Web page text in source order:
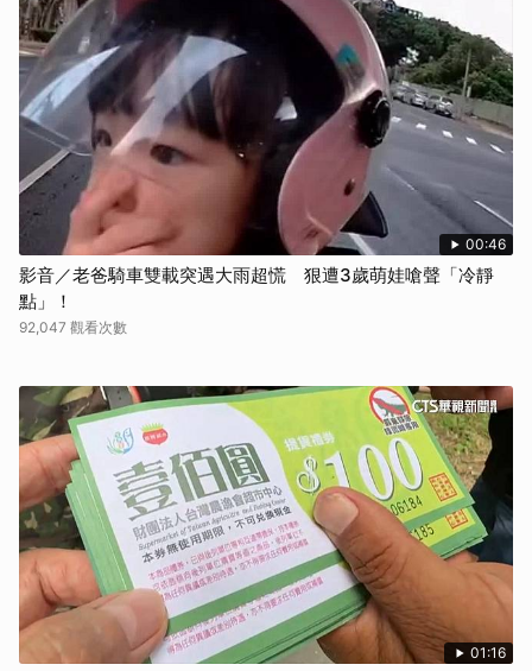
00:46
影音／老爸騎車雙載突遇大雨超慌 狠遭3歲萌娃嗆聲「冷靜
點」！
92,047 觀看次數
01:16